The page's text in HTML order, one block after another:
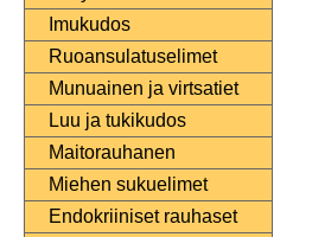
Imukudos
Ruoansulatuselimet
Munuainen ja virtsatiet
Luu ja tukikudos
Maitorauhanen
Miehen sukuelimet
Endokriiniset rauhaset